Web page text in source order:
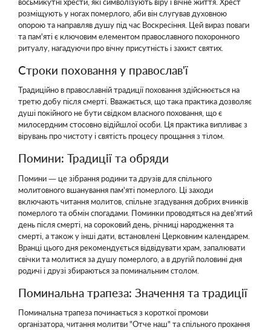
розміщують у ногах померлого, аби він слугував духовною
опорою та направляв душу під час Воскресіння. Цей вираз поваги
та пам'яті є ключовим елементом православного похоронного
ритуалу, нагадуючи про вічну присутність і захист святих.
Строки поховання у православ'ї
Традиційно в православній традиції поховання здійснюється на
третю добу після смерті. Вважається, що така практика дозволяє
душі покійного не бути свідком власного поховання, що є
милосердним стосовно відійшлої особи. Ця практика випливає з
вірувань про чистоту і святість процесу прощання з тілом.
Помини: Традиції та обряди
Помини — це зібрання родини та друзів для спільного
молитовного вшанування пам'яті померлого. Ці заходи
включають читання молитов, спільне згадування добрих вчинків
померлого та обмін спогадами. Поминки проводяться на дев'ятий
день після смерті, на сороковий день, річниці народження та
смерті, а також у інші дати, встановлені Церковним календарем.
Вранці цього дня рекомендується відвідувати храм, запалювати
свічки та молитися за душу померлого, а в другій половині дня
родичі і друзі збираються за поминальним столом.
Поминальна трапеза: Значення та традиції
Поминальна трапеза починається з короткої промови
організатора, читання молитви "Отче наш" та спільного прохання